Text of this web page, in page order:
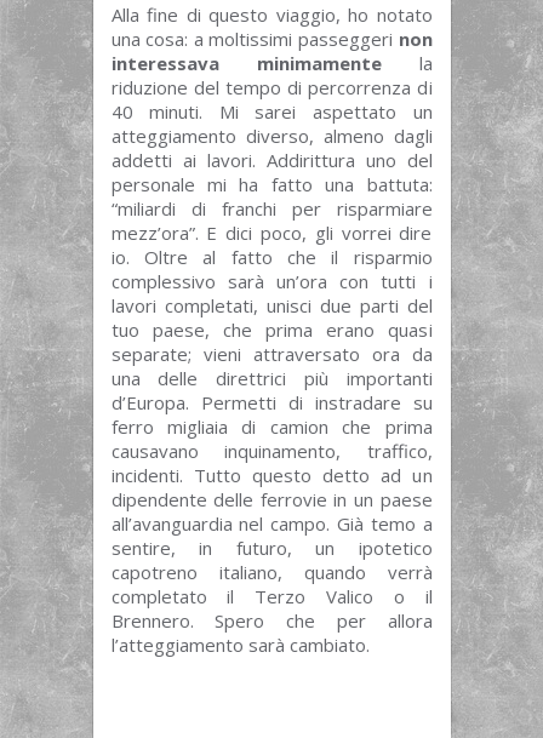
Alla fine di questo viaggio, ho notato
una cosa: a moltissimi passeggeri non
interessava minimamentela
riduzione del tempo di percorrenza di
40 minuti. Mi sarei aspettato un
atteggiamento diverso, almeno dagli
addetti ai lavori. Addirittura uno del
personale mi ha fatto una battuta:
“miliardi di franchi per risparmiare
mezz’ora”. E dici poco, gli vorrei dire
io. Oltre al fatto che il risparmio
complessivo sarà un’ora con tutti i
lavori completati, unisci due parti del
tuo paese, che prima erano quasi
separate; vieni attraversato ora da
una delle direttrici più importanti
d’Europa. Permetti di instradare su
ferro migliaia di camion che prima
causavano inquinamento, traffico,
incidenti. Tutto questo detto ad un
dipendente delle ferrovie in un paese
all’avanguardia nel campo. Già temo a
sentire, in futuro, un ipotetico
capotreno italiano, quando verrà
completato il Terzo Valico o il
Brennero. Spero che per allora
l’atteggiamento sarà cambiato.